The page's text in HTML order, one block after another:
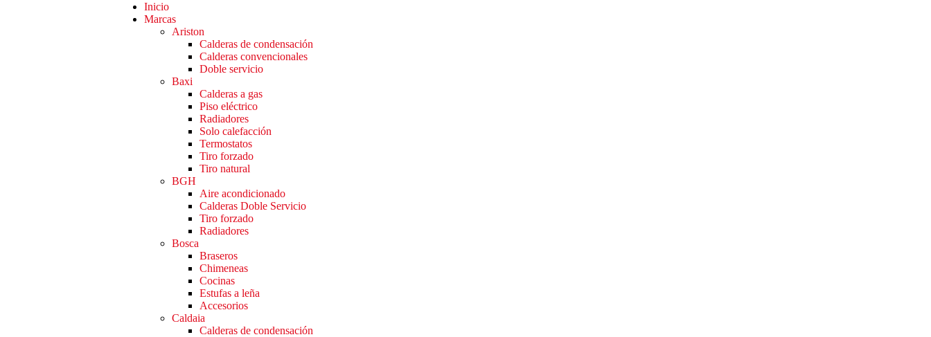
Inicio
Marcas
Ariston
Calderas de condensación
Calderas convencionales
Doble servicio
Baxi
Calderas a gas
Piso eléctrico
Radiadores
Solo calefacción
Termostatos
Tiro forzado
Tiro natural
BGH
Aire acondicionado
Calderas Doble Servicio
Tiro forzado
Radiadores
Bosca
Braseros
Chimeneas
Cocinas
Estufas a leña
Accesorios
Caldaia
Calderas de condensación